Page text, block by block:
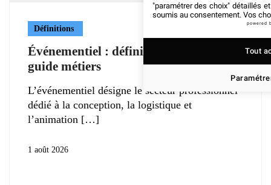
Définitions
Événementiel : définition, enjeux et
guide métiers
L’événementiel désigne le secteur professionnel
dédié à la conception, la logistique et
l’animation
1 août 2026
"paramétrer des choix" détaillés
soumis au consentement. Vos
powered
Tout